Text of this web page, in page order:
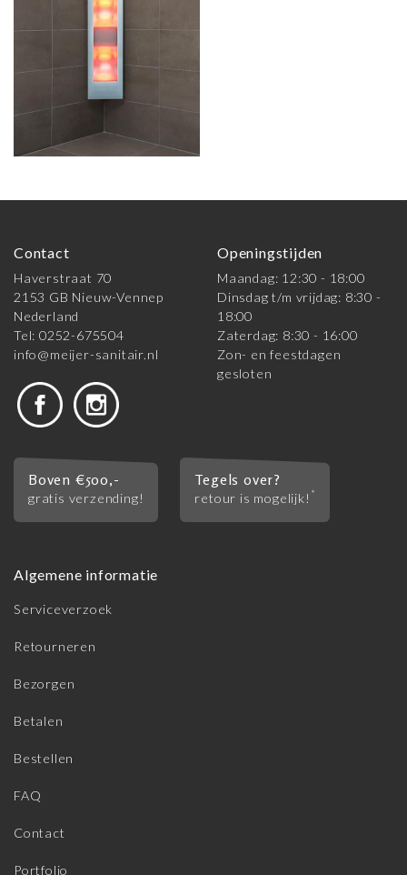
Contact
Haverstraat 70
2153 GB Nieuw-Vennep
Nederland
Tel: 0252-675504
info@meijer-sanitair.nl
Openingstijden
Maandag: 12:30 - 18:00
Dinsdag t/m vrijdag: 8:30 -
18:00
Zaterdag: 8:30 - 16:00
Zon- en feestdagen
gesloten
Boven €500,-
gratis verzending!
Tegels over?
retour is mogelijk! *
Algemene informatie
Serviceverzoek
Retourneren
Bezorgen
Betalen
Bestellen
FAQ
Contact
Portfolio